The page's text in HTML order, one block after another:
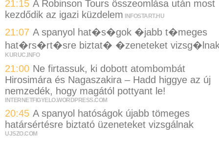
21:15 A Robinson Tours összeomlása után most
kezdődik az igazi küzdelem
INFOSTART.HU
21:07 A spanyol hat�s�gok �jabb t�meges
hat�rs�rt�sre biztat� �zeneteket
KURUC.INFO
21:00 Ne firtassuk, ki dobott atombombát
Hirosimára és Nagaszakira – Hadd higgye az új
nemzedék, hogy magától pottyant le!
INTERNETFIGYELO.WORDPRESS.COM
20:45 A spanyol hatóságok újabb tömeges
határsértésre biztató üzeneteket vizsgálnak
UJSZO.COM